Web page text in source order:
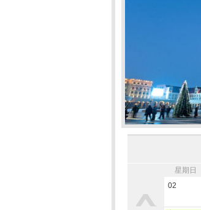
星期日
02